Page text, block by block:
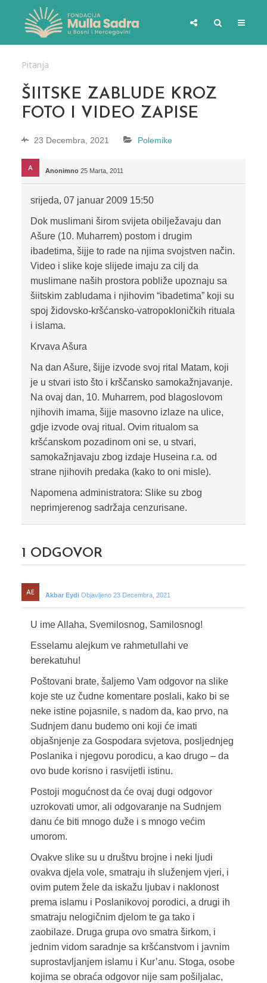
Pitanja
ŠIITSKE ZABLUDE KROZ
FOTO I VIDEO ZAPISE
23 Decembra, 2021 Polemike
Anonimno 25 Marta, 2011
srijeda, 07 januar 2009 15:50
Dok muslimani širom svijeta obilježavaju dan
Ašure (10. Muharrem) postom i drugim
ibadetima, šijje to rade na njima svojstven način.
Video i slike koje slijede imaju za cilj da
muslimane naših prostora pobliže upoznaju sa
šiitskim zabludama i njihovim “ibadetima” koji su
spoj židovsko-kršćansko-vatropokloničkih rituala
i islama.
Krvava Ašura
Na dan Ašure, šijje izvode svoj rital Matam, koji
je u stvari isto što i krščansko samokažnjavanje.
Na ovaj dan, 10. Muharrem, pod blagoslovom
njihovih imama, šijje masovno izlaze na ulice,
gdje izvode ovaj ritual. Ovim ritualom sa
kršćanskom pozadinom oni se, u stvari,
samokažnjavaju zbog izdaje Huseina r.a. od
strane njihovih predaka (kako to oni misle).
Napomena administratora: Slike su zbog
neprimjerenog sadržaja cenzurisane.
1 ODGOVOR
Akbar Eydi Objavljeno 23 Decembra, 2021
U ime Allaha, Svemilosnog, Samilosnog!
Esselamu alejkum ve rahmetullahi ve
berekatuhu!
Poštovani brate, šaljemo Vam odgovor na slike
koje ste uz čudne komentare poslali, kako bi se
neke istine pojasnile, s nadom da, kao prvo, na
Sudnjem danu budemo oni koji će imati
objašnjenje za Gospodara svjetova, posljednjeg
Poslanika i njegovu porodicu, a kao drugo – da
ovo bude korisno i rasvijetli istinu.
Postoji mogućnost da će ovaj dugi odgovor
uzrokovati umor, ali odgovaranje na Sudnjem
danu će biti mnogo duže i s mnogo većim
umorom.
Ovakve slike su u društvu brojne i neki ljudi
ovakva djela vole, smatraju ih služenjem vjeri, i
ovim putem žele da iskažu ljubav i naklonost
prema islamu i Poslanikovoj porodici, a drugi ih
smatraju nelogičnim djelom te ga tako i
zaobilaze. Druga grupa ovo smatra širkom, i
jednim vidom saradnje sa kršćanstvom i javnim
suprostavljanjem islamu i Kur’anu. Stoga, osobe
kojima se obraća odgovor nije sam pošiljalac,